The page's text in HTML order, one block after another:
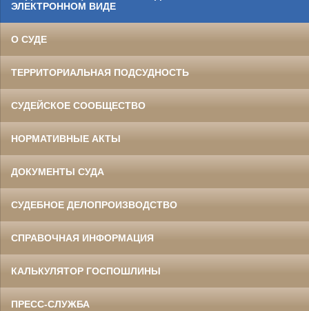
ЭЛЕКТРОННОМ ВИДЕ
О СУДЕ
ТЕРРИТОРИАЛЬНАЯ ПОДСУДНОСТЬ
СУДЕЙСКОЕ СООБЩЕСТВО
НОРМАТИВНЫЕ АКТЫ
ДОКУМЕНТЫ СУДА
СУДЕБНОЕ ДЕЛОПРОИЗВОДСТВО
СПРАВОЧНАЯ ИНФОРМАЦИЯ
КАЛЬКУЛЯТОР ГОСПОШЛИНЫ
ПРЕСС-СЛУЖБА